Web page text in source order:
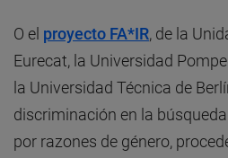
O el proyecto FA*IR, de la
Eurecat, la Universidad
la Universidad Técnica de
discriminación en la
por razones de género,